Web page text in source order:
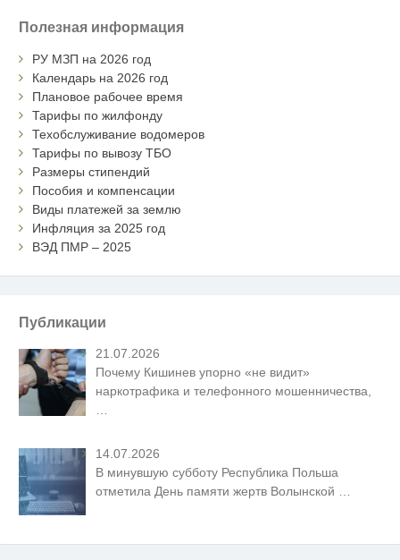
Полезная информация
РУ МЗП на 2026 год
Календарь на 2026 год
Плановое рабочее время
Тарифы по жилфонду
Техобслуживание водомеров
Тарифы по вывозу ТБО
Размеры стипендий
Пособия и компенсации
Виды платежей за землю
Инфляция за 2025 год
ВЭД ПМР – 2025
Публикации
21.07.2026
Почему Кишинев упорно «не видит»
наркотрафика и телефонного мошенничества,
…
14.07.2026
В минувшую субботу Республика Польша
отметила День памяти жертв Волынской